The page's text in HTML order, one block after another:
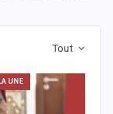
Tout
UNE